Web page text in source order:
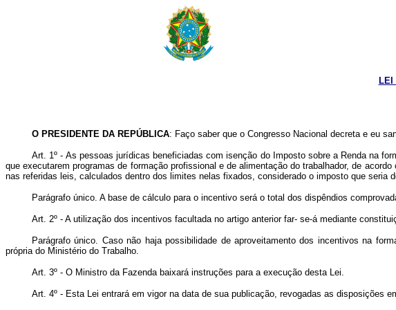
LEI
O PRESIDENTE DA REPÚBLICA: Faço saber que o Congresso Nacional decreta e eu
Art. 1º - As pessoas jurídicas beneficiadas com isenção do Imposto sobre a Renda na
que executarem programas de formação profissional e de alimentação do trabalhador, de acordo
nas referidas leis, calculados dentro dos limites nelas fixados, considerado o imposto que seria
Parágrafo único. A base de cálculo para o incentivo será o total dos dispêndios
Art. 2º - A utilização dos incentivos facultada no artigo anterior far- se-á mediante
Parágrafo único. Caso não haja possibilidade de aproveitamento dos incentivos na
própria do Ministério do Trabalho.
Art. 3º - O Ministro da Fazenda baixará instruções para a execução desta Lei.
Art. 4º - Esta Lei entrará em vigor na data de sua publicação, revogadas as disposições